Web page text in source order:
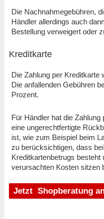
Die Nachnahmegebühren,
Händler allerdings auch
Bestellung verweigert oder
Kreditkarte
Die Zahlung per Kreditkarte
Die anfallenden Gebühren
Prozent.
Für Händler hat die
eine ungerechtfertigte
ist, wie zum Beispiel beim
zu berücksichtigen, dass
Kreditkartenbetrugs
verursachten Kosten sitzen
Jetzt Shopberatung